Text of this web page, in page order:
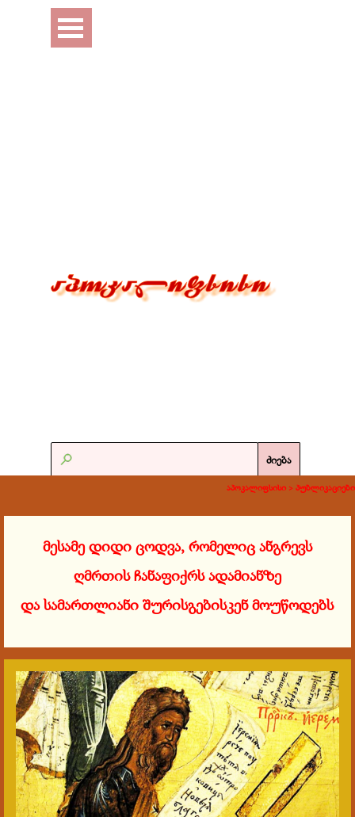
Перейти к контенту
Пропустить меню
ძიება
აპოკალიფსისი > პუბლიკაციები
მესამედიდი ცოდვა, რომელიც ანგრევს
ღმრთის ჩანაფიქრს ადამიანზე
და სამართლიანი შურისგებისკენ მოუწოდებს